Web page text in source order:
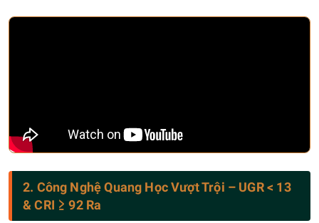
2. Công Nghệ Quang Học Vượt Trội – UGR < 13
& CRI ≥ 92 Ra